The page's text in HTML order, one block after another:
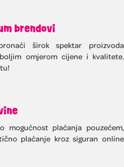
brendovi
širok spektar proizvoda
omjerom cijene i kvalitete.
mogućnost plaćanja pouzećem,
plaćanje kroz siguran online